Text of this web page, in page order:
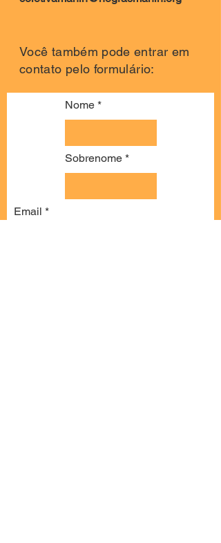
Você também pode entrar em
contato pelo formulário:
Nome
Sobrenome
Email